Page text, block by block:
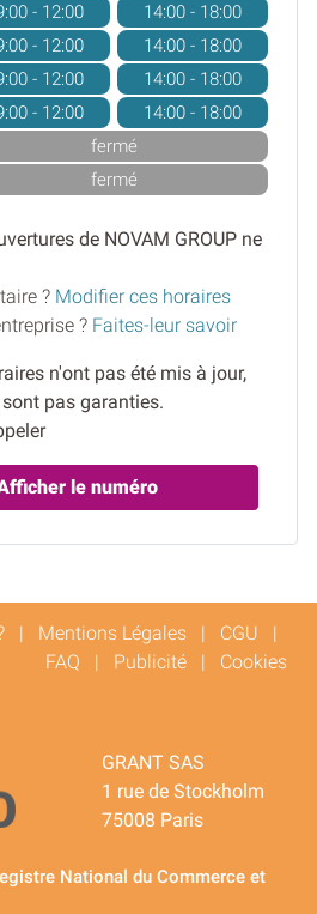
- 12:00
14:00 - 18:00
- 12:00
14:00 - 18:00
- 12:00
14:00 - 18:00
- 12:00
14:00 - 18:00
fermé
fermé
de NOVAM GROUP ne
? Modifier ces horaires
? Faites-leur savoir
n'ont pas été mis à jour,
pas garanties.
le numéro
| Mentions Légales | CGU |
FAQ | Publicité | Cookies
GRANT SAS
1 rue de Stockholm
75008 Paris
National du Commerce et